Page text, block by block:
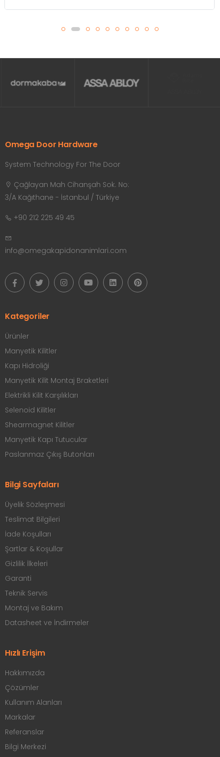
Omega Door Hardware
System Technology For The Door
Çağlayan Mah Cihanşah Sok. No:
3/A Kağıthane - İstanbul / Türkiye
+90 212 225 49 45
info@omegakapidonanimlari.com
Kategoriler
Ürünler
Manyetik Kilitler
Kapı Hidroliği
Manyetik Kilit Montaj Braketleri
Elektrikli Kilit Karşılıkları
Selenoid Kilitler
Shearmagnet Kilitler
Manyetik Kapı Tutucular
Paslanmaz Çıkış Butonları
Bilgi Sayfaları
Üyelik Sözleşmesi
Teslimat Bilgileri
İade Koşulları
Şartlar & Koşullar
Gizlilik İlkeleri
Garanti
Teknik Servis
Montaj ve Bakım
Datasheet ve İndirmeler
Hızlı Erişim
Hakkımızda
Çözümler
Kullanım Alanları
Markalar
Referanslar
Bilgi Merkezi